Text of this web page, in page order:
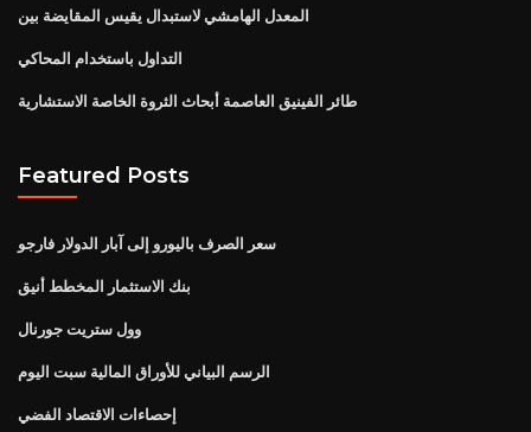
المعدل الهامشي لاستبدال يقيس المقايضة بين
التداول باستخدام المحاكي
طائر الفينيق العاصمة أبحاث الثروة الخاصة الاستشارية
Featured Posts
سعر الصرف باليورو إلى آبار الدولار فارجو
بنك الاستثمار المخطط أنيق
وول ستريت جورنال
الرسم البياني للأوراق المالية سبت اليوم
إحصاءات الاقتصاد الفضي